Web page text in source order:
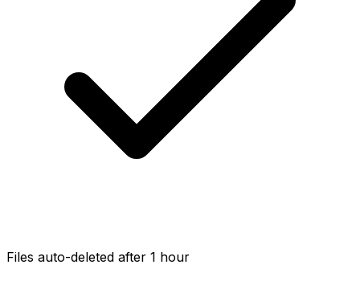
Files auto-deleted after 1 hour